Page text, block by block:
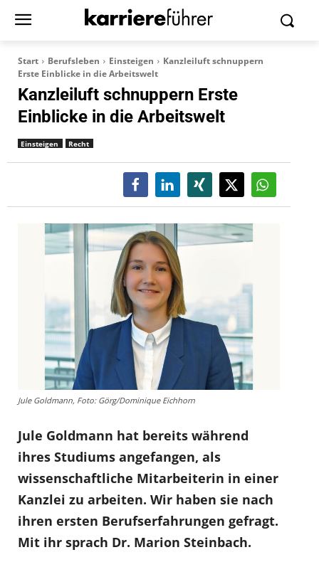
Start Berufsleben Einsteigen
Kanzleiluft schnuppern
Erste Einblicke in die Arbeitswelt
Kanzleiluft schnuppern Erste
Einblicke in die Arbeitswelt
Einsteigen Recht
Jule Goldmann, Foto: Görg/Dominique Eichhorn
Jule Goldmann hat bereits während
ihres Studiums angefangen, als
wissenschaftliche Mitarbeiterin in einer
Kanzlei zu arbeiten. Wir haben sie nach
ihren ersten Berufserfahrungen gefragt.
Mit ihr sprach Dr. Marion Steinbach.